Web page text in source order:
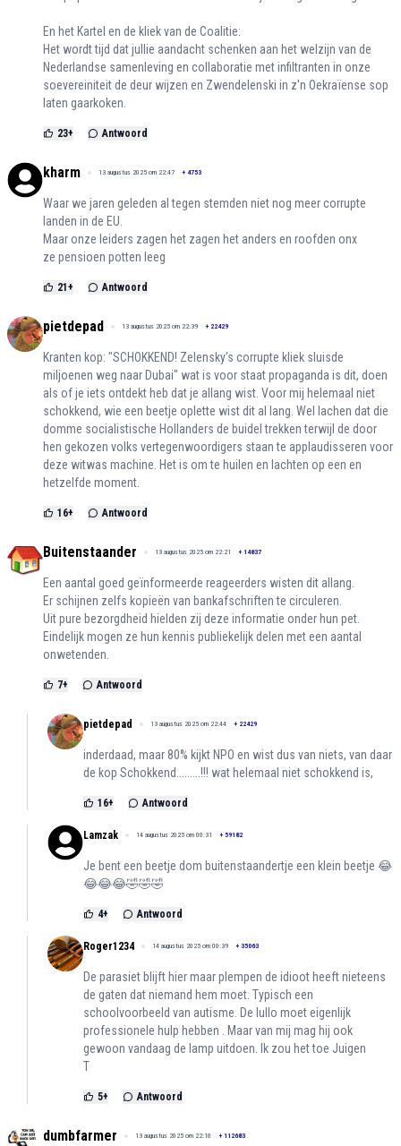
En het Kartel en de kliek van de Coalitie:
Het wordt tijd dat jullie aandacht schenken aan het welzijn van de
Nederlandse samenleving en collaboratie met infiltranten in onze
soevereiniteit de deur wijzen en Zwendelenski in z'n Oekraïense sop
laten gaarkoken.
23+ Antwoord
kharm 13 augustus 2025 om 22:47 + 4753
Waar we jaren geleden al tegen stemden niet nog meer corrupte
landen in de EU.
Maar onze leiders zagen het zagen het anders en roofden onx
ze pensioen potten leeg
21 + Antwoord
pietdepad 13 augustus 2025 om 22:39 + 22429
Kranten kop: "SCHOKKEND! Zelensky’s corrupte kliek sluisde
miljoenen weg naar Dubai" wat is voor staat propaganda is dit, doen
als of je iets ontdekt heb dat je allang wist. Voor mij helemaal niet
schokkend, wie een beetje oplette wist dit al lang. Wel lachen dat die
domme socialistische Hollanders de buidel trekken terwijl de door
hen gekozen volks vertegenwoordigers staan te applaudisseren voor
deze witwas machine. Het is om te huilen en lachten op een en
hetzelfde moment.
16+ Antwoord
Buitenstaander 13 augustus 2025 om 22:21 + 14837
Een aantal goed geïnformeerde reageerders wisten dit allang.
Er schijnen zelfs kopieën van bankafschriften te circuleren.
Uit pure bezorgdheid hielden zij deze informatie onder hun pet.
Eindelijk mogen ze hun kennis publiekelijk delen met een aantal
onwetenden.
7+ Antwoord
pietdepad 13 augustus 2025 om 22:44 + 22429
inderdaad, maar 80% kijkt NPO en wist dus van niets, van daar
de kop Schokkend.........!!! wat helemaal niet schokkend is,
16+ Antwoord
Lamzak 14 augustus 2025 om 00:31 + 59182
Je bent een beetje dom buitenstaandertje een klein beetje 😂
😂😂😂🤣🤣🤣
4+ Antwoord
Roger1234 14 augustus 2025 om 00:39 + 35063
De parasiet blijft hier maar plempen de idioot heeft nieteens
de gaten dat niemand hem moet. Typisch een
schoolvoorbeeld van autisme. De lullo moet eigenlijk
professionele hulp hebben . Maar van mij mag hij ook
gewoon vandaag de lamp uitdoen. Ik zou het toe Juigen
T
5+ Antwoord
dumbfarmer 13 augustus 2025 om 22:10 + 112683